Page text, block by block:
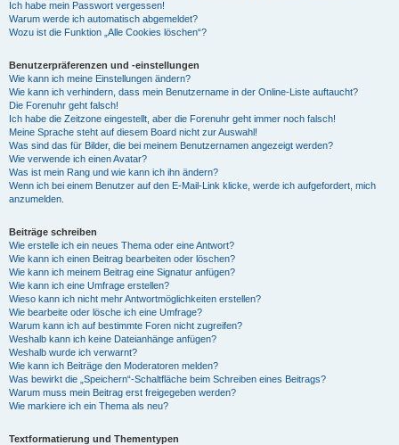
Ich habe mein Passwort vergessen!
Warum werde ich automatisch abgemeldet?
Wozu ist die Funktion „Alle Cookies löschen“?
Benutzerpräferenzen und -einstellungen
Wie kann ich meine Einstellungen ändern?
Wie kann ich verhindern, dass mein Benutzername in der Online-Liste auftaucht?
Die Forenuhr geht falsch!
Ich habe die Zeitzone eingestellt, aber die Forenuhr geht immer noch falsch!
Meine Sprache steht auf diesem Board nicht zur Auswahl!
Was sind das für Bilder, die bei meinem Benutzernamen angezeigt werden?
Wie verwende ich einen Avatar?
Was ist mein Rang und wie kann ich ihn ändern?
Wenn ich bei einem Benutzer auf den E-Mail-Link klicke, werde ich aufgefordert, mich
anzumelden.
Beiträge schreiben
Wie erstelle ich ein neues Thema oder eine Antwort?
Wie kann ich einen Beitrag bearbeiten oder löschen?
Wie kann ich meinem Beitrag eine Signatur anfügen?
Wie kann ich eine Umfrage erstellen?
Wieso kann ich nicht mehr Antwortmöglichkeiten erstellen?
Wie bearbeite oder lösche ich eine Umfrage?
Warum kann ich auf bestimmte Foren nicht zugreifen?
Weshalb kann ich keine Dateianhänge anfügen?
Weshalb wurde ich verwarnt?
Wie kann ich Beiträge den Moderatoren melden?
Was bewirkt die „Speichern“-Schaltfläche beim Schreiben eines Beitrags?
Warum muss mein Beitrag erst freigegeben werden?
Wie markiere ich ein Thema als neu?
Textformatierung und Thementypen